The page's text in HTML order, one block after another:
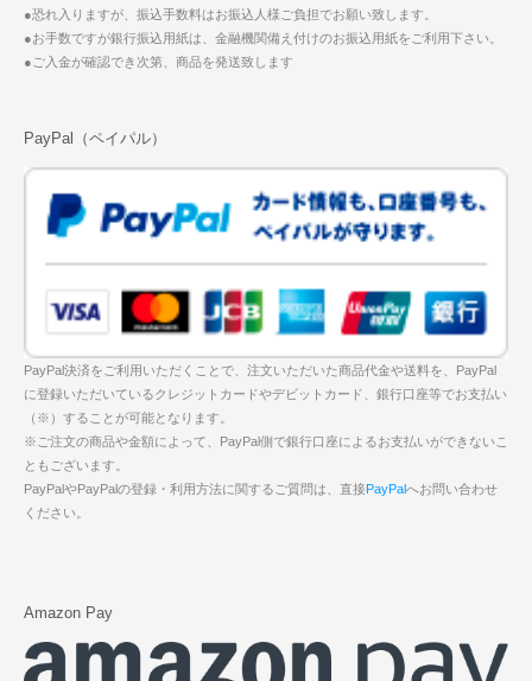
●恐れ入りますが、振込手数料はお振込人様ご負担でお願い致します。
●お手数ですが銀行振込用紙は、金融機関備え付けのお振込用紙をご利用下さい。
●ご入金が確認でき次第、商品を発送致します
PayPal（ペイパル）
PayPal決済をご利用いただくことで、注文いただいた商品代金や送料を、PayPal
に登録いただいているクレジットカードやデビットカード、銀行口座等でお支払い
（※）することが可能となります。
※ご注文の商品や金額によって、PayPal側で銀行口座によるお支払いができないこ
ともございます。
PayPalやPayPalの登録・利用方法に関するご質問は、直接PayPalへお問い合わせ
ください。
Amazon Pay